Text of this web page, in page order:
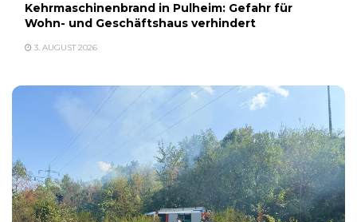
Kehrmaschinenbrand in Pulheim: Gefahr für
Wohn- und Geschäftshaus verhindert
3. AUGUST 2026